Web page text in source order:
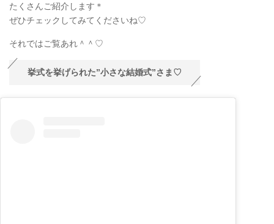
たくさんご紹介します＊
ぜひチェックしてみてくださいね♡
それではご覧あれ＾＾♡
挙式を挙げられた”小さな結婚式”さま♡